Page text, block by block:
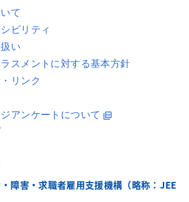
て
ビリティ
い
スメントに対する基本方針
リンク
アンケートについて picture_as_pdf
障害・求職者雇用支援機構（略称：JEE